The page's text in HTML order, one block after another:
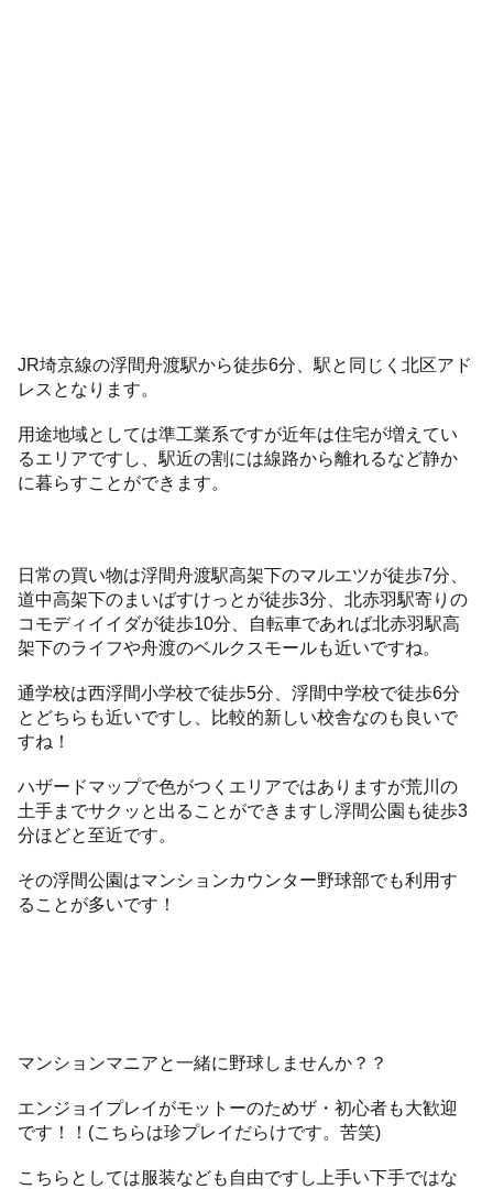
JR埼京線の浮間舟渡駅から徒歩6分、駅と同じく北区アド
レスとなります。
用途地域としては準工業系ですが近年は住宅が増えてい
るエリアですし、駅近の割には線路から離れるなど静か
に暮らすことができます。
日常の買い物は浮間舟渡駅高架下のマルエツが徒歩7分、
道中高架下のまいばすけっとが徒歩3分、北赤羽駅寄りの
コモディイイダが徒歩10分、自転車であれば北赤羽駅高
架下のライフや舟渡のベルクスモールも近いですね。
通学校は西浮間小学校で徒歩5分、浮間中学校で徒歩6分
とどちらも近いですし、比較的新しい校舎なのも良いで
すね！
ハザードマップで色がつくエリアではありますが荒川の
土手までサクッと出ることができますし浮間公園も徒歩3
分ほどと至近です。
その浮間公園はマンションカウンター野球部でも利用す
ることが多いです！
マンションマニアと一緒に野球しませんか？？
エンジョイプレイがモットーのためザ・初心者も大歓迎
です！！(こちらは珍プレイだらけです。苦笑)
こちらとしては服装なども自由ですし上手い下手ではな